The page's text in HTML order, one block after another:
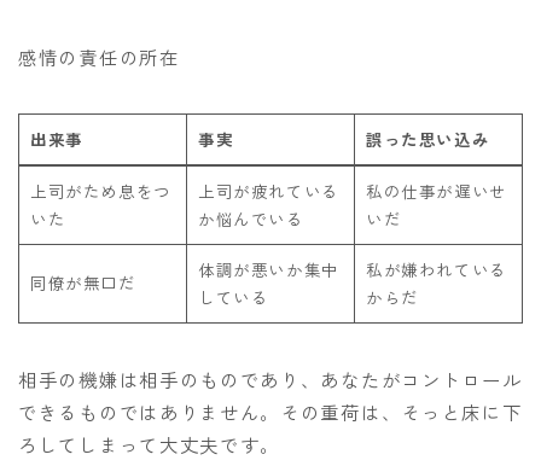
感情の責任の所在
出来事 事実 誤った思い込み
上司がため息をつ
いた
上司が疲れている
か悩んでいる
私の仕事が遅いせ
いだ
同僚が無口だ
体調が悪いか集中
している
私が嫌われている
からだ
相手の機嫌は相手のものであり、あなたがコントロール
できるものではありません。その重荷は、そっと床に下
ろしてしまって大丈夫です。